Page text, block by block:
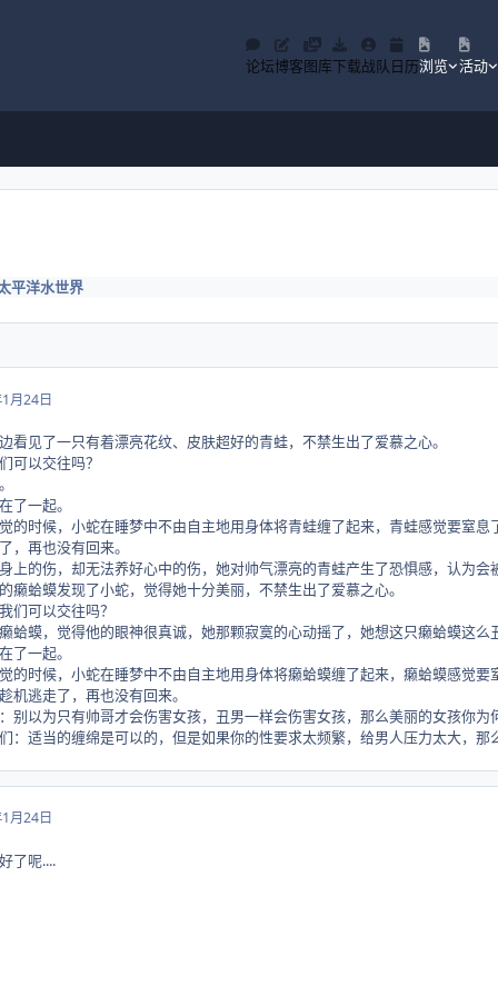
论坛博客图库下载战队 日历浏览 活动
平洋水世界
月24日
看见了一只有着漂亮花纹、皮肤超好的青蛙，不禁生出了爱慕之心。
以交往吗？
一起。
，小蛇在睡梦中不由自主地用身体将青蛙缠了起来，青蛙感觉要窒息了
，再也没有回来。
，却无法养好心中的伤，她对帅气漂亮的青蛙产生了恐惧感，认为会被
发现了小蛇，觉得她十分美丽，不禁生出了爱慕之心。
以交往吗？
觉得他的眼神很真诚，她那颗寂寞的心动摇了，她想这只癞蛤蟆这么丑
一起。
，小蛇在睡梦中不由自主地用身体将癞蛤蟆缠了起来，癞蛤蟆感觉要
机逃走了，再也没有回来。
只有帅哥才会伤害女孩，丑男一样会伤害女孩，那么美丽的女孩你为何
的缠绵是可以的，但是如果你的性要求太频繁，给男人压力太大，那么
月24日
了呢....